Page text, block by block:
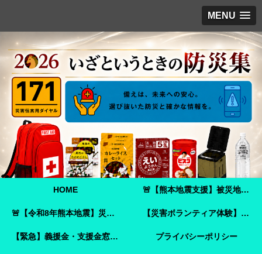
MENU
HOME 🚨【熊本地震支援】被災地へ必要な支援物資を届けませんか？｜Amazonほしい物リストで今すぐ支援できます🚨
🚨【令和8年熊本地震】災害ボランティア参加ガイド｜事前登録・申し込み方法・ボランティア活動保険🚨 【災害ボランティア体験】嘉島町で見た「命を守ることさえ難しい現実」と、全国へ伝えたいこと
【緊急】義援金・支援金窓口のご案内 プライバシーポリシー